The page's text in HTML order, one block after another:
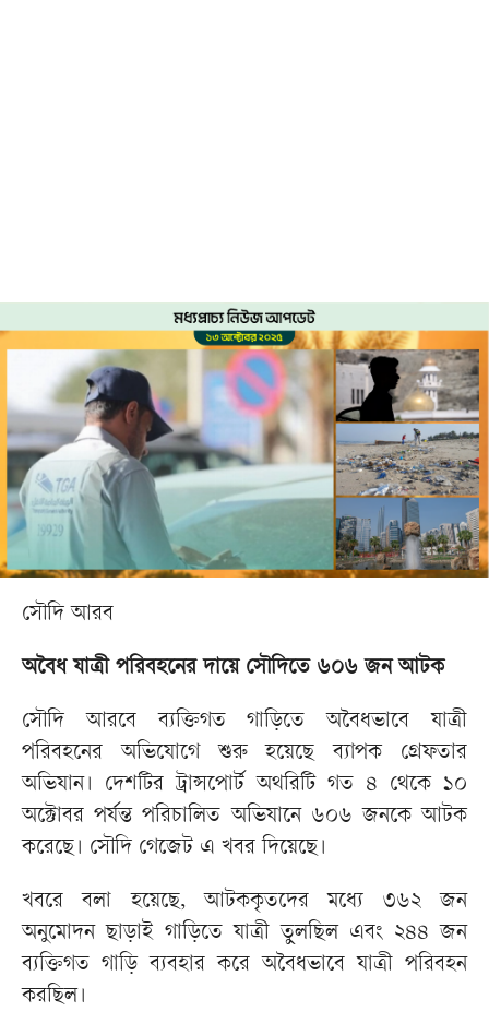
সৌদি আরব
অবৈধ যাত্রী পরিবহনের দায়ে সৌদিতে ৬০৬ জন আটক
সৌদি আরবে ব্যক্তিগত গাড়িতে অবৈধভাবে যাত্রী
পরিবহনের অভিযোগে শুরু হয়েছে ব্যাপক গ্রেফতার
অভিযান। দেশটির ট্রান্সপোর্ট অথরিটি গত ৪ থেকে ১০
অক্টোবর পর্যন্ত পরিচালিত অভিযানে ৬০৬ জনকে আটক
করেছে। সৌদি গেজেট এ খবর দিয়েছে।
খবরে বলা হয়েছে, আটককৃতদের মধ্যে ৩৬২ জন
অনুমোদন ছাড়াই গাড়িতে যাত্রী তুলছিল এবং ২৪৪ জন
ব্যক্তিগত গাড়ি ব্যবহার করে অবৈধভাবে যাত্রী পরিবহন
করছিল।